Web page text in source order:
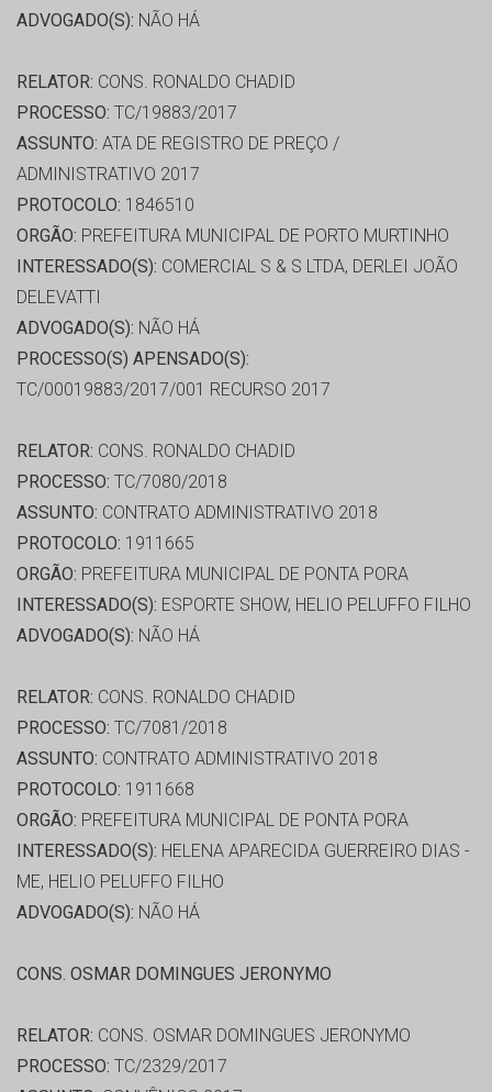
ADVOGADO(S): NÃO HÁ
RELATOR: CONS. RONALDO CHADID
PROCESSO: TC/19883/2017
ASSUNTO: ATA DE REGISTRO DE PREÇO /
ADMINISTRATIVO 2017
PROTOCOLO: 1846510
ORGÃO: PREFEITURA MUNICIPAL DE PORTO MURTINHO
INTERESSADO(S): COMERCIAL S & S LTDA, DERLEI JOÃO
DELEVATTI
ADVOGADO(S): NÃO HÁ
PROCESSO(S) APENSADO(S):
TC/00019883/2017/001 RECURSO 2017
RELATOR: CONS. RONALDO CHADID
PROCESSO: TC/7080/2018
ASSUNTO: CONTRATO ADMINISTRATIVO 2018
PROTOCOLO: 1911665
ORGÃO: PREFEITURA MUNICIPAL DE PONTA PORA
INTERESSADO(S): ESPORTE SHOW, HELIO PELUFFO FILHO
ADVOGADO(S): NÃO HÁ
RELATOR: CONS. RONALDO CHADID
PROCESSO: TC/7081/2018
ASSUNTO: CONTRATO ADMINISTRATIVO 2018
PROTOCOLO: 1911668
ORGÃO: PREFEITURA MUNICIPAL DE PONTA PORA
INTERESSADO(S): HELENA APARECIDA GUERREIRO DIAS -
ME, HELIO PELUFFO FILHO
ADVOGADO(S): NÃO HÁ
CONS. OSMAR DOMINGUES JERONYMO
RELATOR: CONS. OSMAR DOMINGUES JERONYMO
PROCESSO: TC/2329/2017